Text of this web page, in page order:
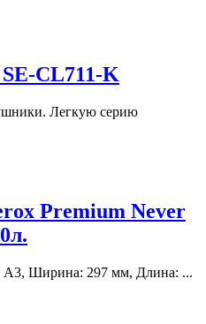
CL711-K
Легкую серию
Premium Never
A3, Ширина: 297 мм, Длина: ...